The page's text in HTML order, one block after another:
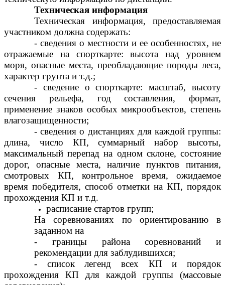
Техническая информация
Техническая информация, предоставляемая
участником должна содержать:
- сведения о местности и ее особенностях, не
отражаемые на спорткарте: высота над уровнем
моря, опасные места, преобладающие породы леса,
характер грунта и т.д.;
- сведение о спорткарте: масштаб, высоту
сечения рельефа, год составления, формат,
применение знаков особых микрообъектов, степень
влагозащищенности;
- сведения о дистанциях для каждой группы:
длина, число КП, суммарный набор высоты,
максимальный перепад на одном склоне, состояние
дорог, опасные места, наличие пунктов питания,
смотровых КП, контрольное время, ожидаемое
время победителя, способ отметки на КП, порядок
прохождения КП и т.д.
расписание стартов групп;
На соревнованиях по ориентированию в
заданном на
- границы района соревнований и
рекомендации для заблудившихся;
- список легенд всех КП и порядок
прохождения КП для каждой группы (массовые